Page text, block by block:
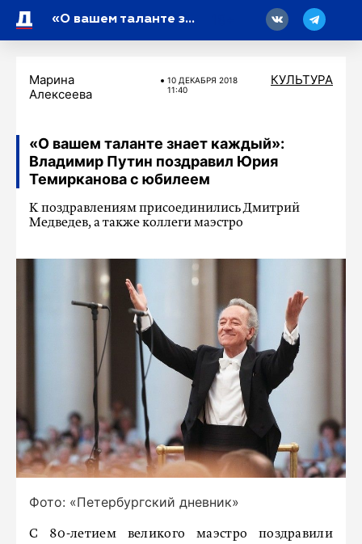
«О вашем таланте знает каждый»: Владимир Путин поздравил Юрия Темирканова с юбилеем
Марина
Алексеева
10 ДЕКАБРЯ 2018
11:40
КУЛЬТУРА
«О вашем таланте знает каждый»:
Владимир Путин поздравил Юрия
Темирканова с юбилеем
К поздравлениям присоединились Дмитрий
Медведев, а также коллеги маэстро
Фото: «Петербургский дневник»
С 80-летием великого маэстро поздравили